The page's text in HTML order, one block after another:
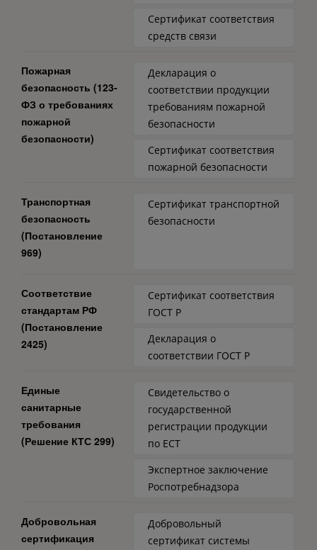
Сертификат соответствия
средств связи
Пожарная
безопасность (123-
ФЗ о требованиях
пожарной
безопасности)
Декларация о
соответствии продукции
требованиям пожарной
безопасности
Сертификат соответствия
пожарной безопасности
Транспортная
безопасность
(Постановление
969)
Сертификат транспортной
безопасности
Соответствие
стандартам РФ
(Постановление
2425)
Сертификат соответствия
ГОСТ Р
Декларация о
соответствии ГОСТ Р
Единые
санитарные
требования
(Решение КТС 299)
Свидетельство о
государственной
регистрации продукции
по ЕСТ
Экспертное заключение
Роспотребнадзора
Добровольная
сертификация
Добровольный
сертификат системы